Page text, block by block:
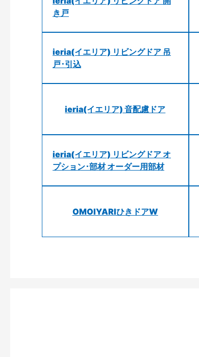
き戸
ieria(イエリア) リビングドア 吊
戸･引込
ieria(イエリア) 音配慮ドア
ieria(イエリア) リビングドア オ
プション･部材 オーダー用部材
OMOIYARIひきドアW